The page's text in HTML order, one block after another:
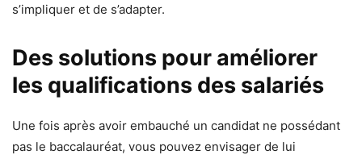
s’impliquer et de s’adapter.
Des solutions pour améliorer
les qualifications des salariés
Une fois après avoir embauché un candidat ne possédant
pas le baccalauréat, vous pouvez envisager de lui